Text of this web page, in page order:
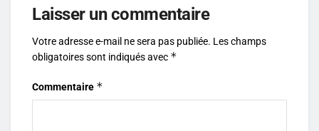
Laisser un commentaire
Votre adresse e-mail ne sera pas publiée. Les champs
obligatoires sont indiqués avec *
Commentaire *